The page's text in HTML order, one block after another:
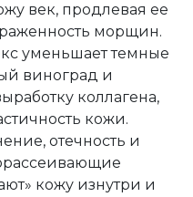
век, продлевая ее
морщин.
уменьшает темные
виноград и
коллагена,
кожи.
отечность и
кожу изнутри и